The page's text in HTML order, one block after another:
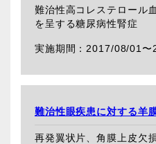
難治性高コレステロール
を呈する糖尿病性腎症
2017/08/01〜
難治性眼疾患に対する羊
再発翼状片、角膜上皮欠